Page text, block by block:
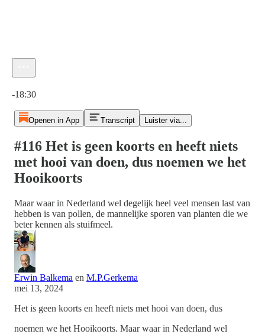
-18:30
Openen in App Transcript Luister via...
#116 Het is geen koorts en heeft niets
met hooi van doen, dus noemen we het
Hooikoorts
Maar waar in Nederland wel degelijk heel veel mensen last van
hebben is van pollen, de mannelijke sporen van planten die we
beter kennen als stuifmeel.
Erwin Balkema en M.P.Gerkema
mei 13, 2024
Het is geen koorts en heeft niets met hooi van doen, dus
noemen we het Hooikoorts. Maar waar in Nederland wel